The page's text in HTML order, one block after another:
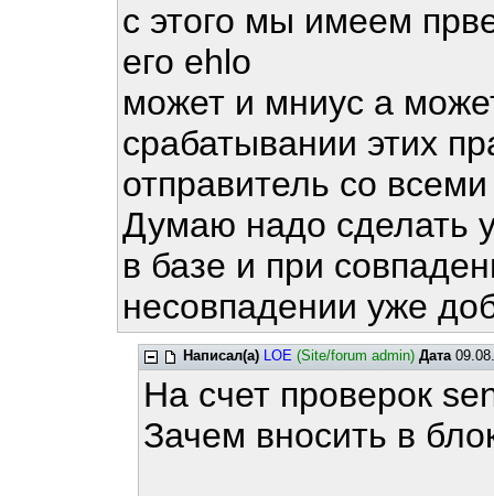
с этого мы имеем
его ehlo
может и мниус а
срабатывании этих
отправитель со
Думаю надо сделать
в базе и при
несовпадении уже
Написал(а) LOE (Site/forum admin) Дата
На счет проверок
Зачем вносить в